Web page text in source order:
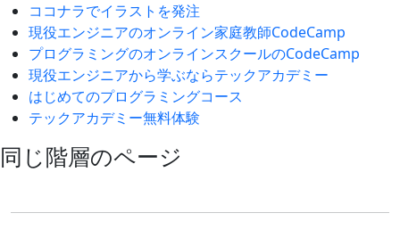
ココナラでイラストを発注
現役エンジニアのオンライン家庭教師CodeCamp
プログラミングのオンラインスクールのCodeCamp
現役エンジニアから学ぶならテックアカデミー
はじめてのプログラミングコース
テックアカデミー無料体験
同じ階層のページ